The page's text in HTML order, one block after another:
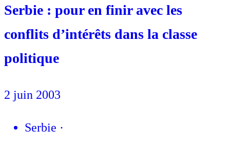
Serbie : pour en finir avec les
conflits d’intérêts dans la classe
politique
2 juin 2003
Serbie ·